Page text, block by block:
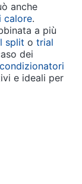
anche
calore.
a più
split o trial
dei
condizionatori
e ideali per